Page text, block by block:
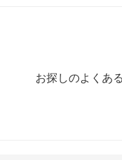
お探しのよくあ